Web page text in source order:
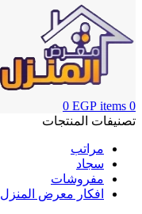
0
items
0 EGP
تصنيفات المنتجات
مراتب
سجاد
مفروشات
افكار معرض المنزل